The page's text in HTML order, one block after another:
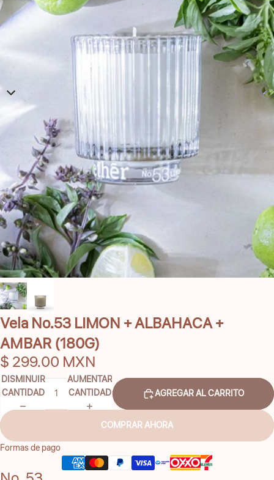
Vela No.53 LIMON + ALBAHACA +
AMBAR (180G)
$ 299.00 MXN
DISMINUIR
CANTIDAD
AUMENTAR
CANTIDAD
AGREGAR AL CARRITO
COMPRAR AHORA
Formas de pago